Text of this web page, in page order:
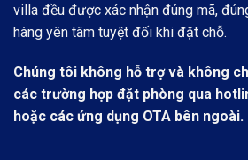
villa đều được xác nhận đúng mã,
hàng yên tâm tuyệt đối khi đặt chỗ.
Chúng tôi không hỗ trợ và không
các trường hợp đặt phòng qua
hoặc các ứng dụng OTA bên ngoài.